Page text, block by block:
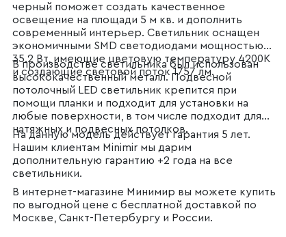
черный поможет создать качественное
освещение на площади 5 м кв. и дополнить
современный интерьер. Светильник оснащен
экономичными SMD светодиодами мощностью
35.2 Вт, имеющие цветовую температуру 4200К
и создающие световой поток 1757 лм.
В производстве светильника был использован
высококачественный металл. Подвесной
потолочный LED светильник крепится при
помощи планки и подходит для установки на
любые поверхности, в том числе подходит для
натяжных и подвесных потолков.
На данную модель действует гарантия 5 лет.
Нашим клиентам Minimir мы дарим
дополнительную гарантию +2 года на все
светильники.
В интернет-магазине Минимир вы можете купить
по выгодной цене с бесплатной доставкой по
Москве, Санкт-Петербургу и России.